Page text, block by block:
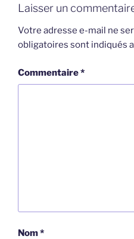
Laisser un
Votre adresse e-mail ne
obligatoires sont indiqués
Commentaire*
Nom*